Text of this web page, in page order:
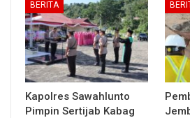
BERITA
Kapolres Sawahlunto
Pimpin Sertijab Kabag